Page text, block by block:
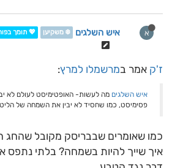
א איש השלגים ❄️ משקיען 💖 תומך
ז'ק אמר במרשמלו למרץ:
איש השלגים מה לעשות- האופטימיסט לעולם לא
פסימיסט, כמו שחסיד לא יבין את השמחה של
כמו שאומרים שבבריסק מקובל שהחג
איך שייך להיות בשמחה? בלתי נתפס